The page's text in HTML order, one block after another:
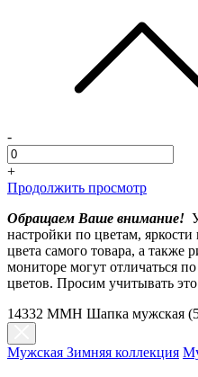
-
+
Продолжить просмотр
Обращаем Ваше внимание!
настройки по цветам,
цвета самого товара, а также
мониторе могут отличаться
цветов. Просим учитывать
14332 MMH Шапка мужская
Мужская Зимняя коллекция